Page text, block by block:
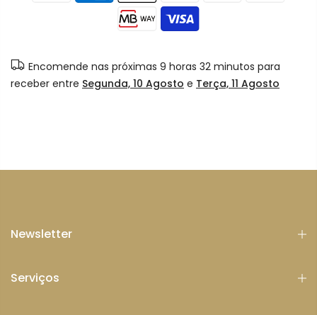
Encomende nas próximas 9 horas 32 minutos para
receber entre Segunda, 10 Agosto e Terça, 11 Agosto
Newsletter
Serviços